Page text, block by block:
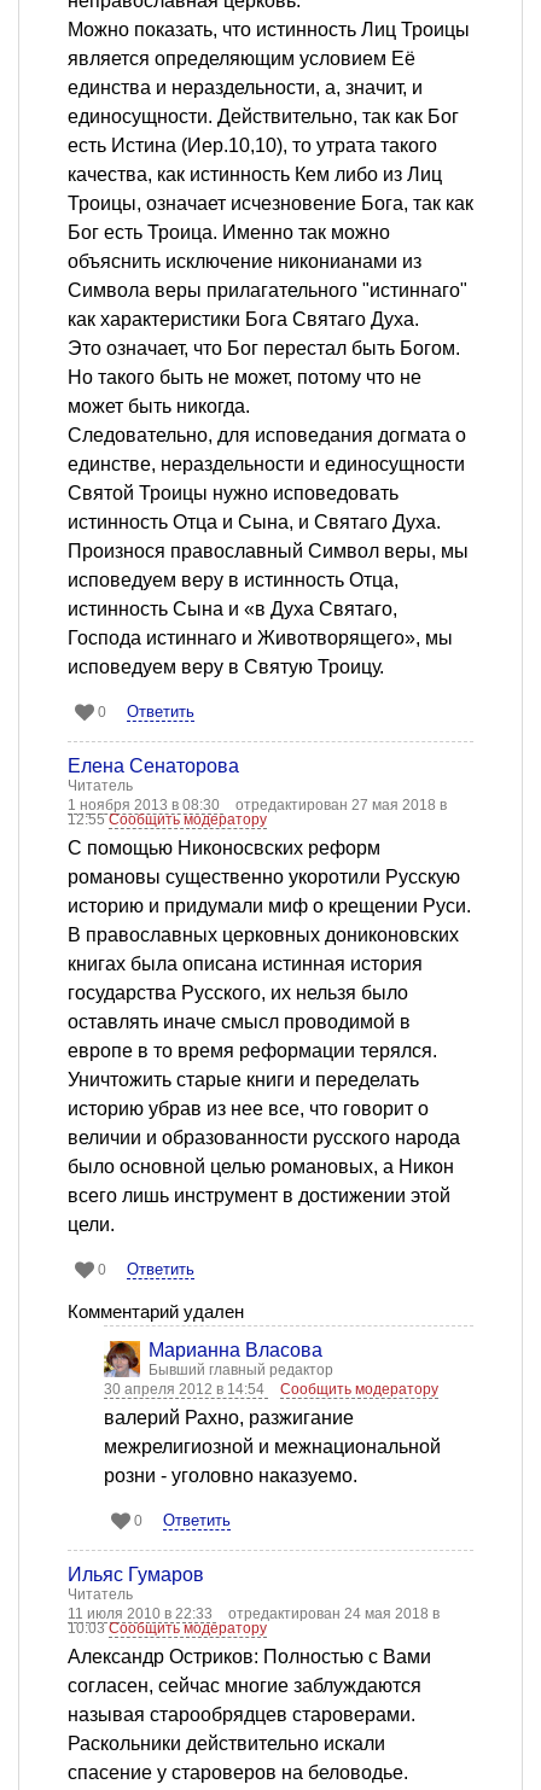
Можно показать, что истинность Лиц Троицы
является определяющим условием Её
единства и нераздельности, а, значит, и
единосущности. Действительно, так как Бог
есть Истина (Иер.10,10), то утрата такого
качества, как истинность Кем либо из Лиц
Троицы, означает исчезновение Бога, так как
Бог есть Троица. Именно так можно
объяснить исключение никонианами из
Символа веры прилагательного "истиннаго"
как характеристики Бога Святаго Духа.
Это означает, что Бог перестал быть Богом.
Но такого быть не может, потому что не
может быть никогда.
Следовательно, для исповедания догмата о
единстве, нераздельности и единосущности
Святой Троицы нужно исповедовать
истинность Отца и Сына, и Святаго Духа.
Произнося православный Символ веры, мы
исповедуем веру в истинность Отца,
истинность Сына и «в Духа Святаго,
Господа истиннаго и Животворящего», мы
исповедуем веру в Святую Троицу.
0 Ответить
Елена Сенаторова
Читатель
1 ноября 2013 в 08:30
отредактирован 27 мая 2018 в
12:55Сообщить модератору
С помощью Никоносвских реформ
романовы существенно укоротили Русскую
историю и придумали миф о крещении Руси.
В православных церковных дониконовских
книгах была описана истинная история
государства Русского, их нельзя было
оставлять иначе смысл проводимой в
европе в то время реформации терялся.
Уничтожить старые книги и переделать
историю убрав из нее все, что говорит о
величии и образованности русского народа
было основной целью романовых, а Никон
всего лишь инструмент в достижении этой
цели.
0 Ответить
Комментарий удален
Марианна Власова
Бывший главный редактор
30 апреля 2012 в 14:54
Сообщить модератору
валерий Рахно, разжигание
межрелигиозной и межнациональной
розни - уголовно наказуемо.
0 Ответить
Ильяс Гумаров
Читатель
11 июля 2010 в 22:33
отредактирован 24 мая 2018 в
10:03Сообщить модератору
Александр Остриков: Полностью с Вами
согласен, сейчас многие заблуждаются
называя старообрядцев староверами.
Раскольники действительно искали
спасение у староверов на беловодье.